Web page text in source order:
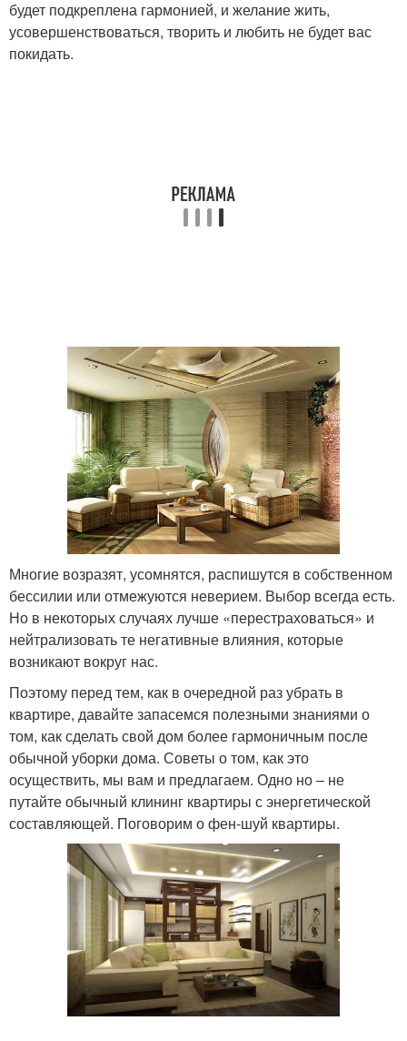
будет подкреплена гармонией, и желание жить,
усовершенствоваться, творить и любить не будет вас
покидать.
Многие возразят, усомнятся, распишутся в собственном
бессилии или отмежуются неверием. Выбор всегда есть.
Но в некоторых случаях лучше «перестраховаться» и
нейтрализовать те негативные влияния, которые
возникают вокруг нас.
Поэтому перед тем, как в очередной раз убрать в
квартире, давайте запасемся полезными знаниями о
том, как сделать свой дом более гармоничным после
обычной уборки дома. Советы о том, как это
осуществить, мы вам и предлагаем. Одно но – не
путайте обычный клининг квартиры с энергетической
составляющей. Поговорим о фен-шуй квартиры.